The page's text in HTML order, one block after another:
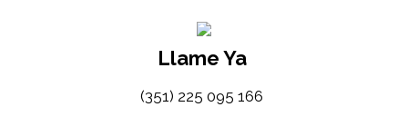
Llame Ya
(351) 225 095 166